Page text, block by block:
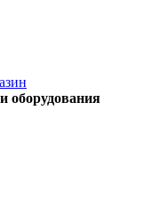
оборудования